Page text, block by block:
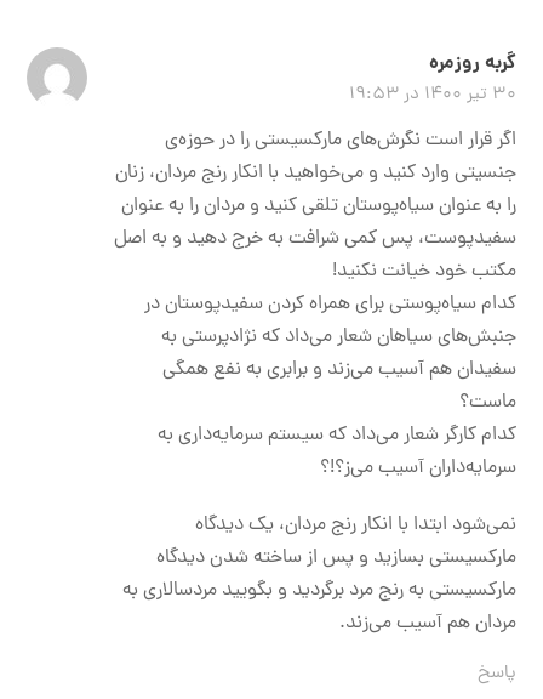
گربه روزمره
۳۰ تیر ۱۴۰۰ در ۱۹:۵۳
اگر قرار است نگرش‌های مارکسیستی را در حوزه‌ی
جنسیتی وارد کنید و می‌خواهید با انکار رنج مردان، زنان
را به عنوان سیاه‌پوستان تلقی کنید و مردان را به عنوان
سفیدپوست، پس کمی شرافت به خرج دهید و به اصل
مکتب خود خیانت نکنید!
کدام سیاه‌پوستی برای همراه کردن سفیدپوستان در
جنبش‌های سیاهان شعار می‌داد که نژادپرستی به
سفیدان هم آسیب می‌زند و برابری به نفع همگی
ماست؟
کدام کارگر شعار می‌داد که سیستم سرمایه‌داری به
سرمایه‌داران آسیب می‌ز؟!؟
نمی‌شود ابتدا با انکار رنج مردان، یک دیدگاه
مارکسیستی بسازید و پس از ساخته شدن دیدگاه
مارکسیستی به رنج مرد برگردید و بگویید مرد‌سالاری به
مردان هم آسیب می‌زند.
پاسخ